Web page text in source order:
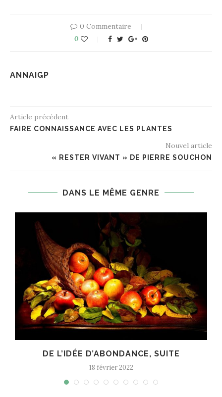
0 Commentaire
0
ANNAIGP
Article précédent
FAIRE CONNAISSANCE AVEC LES PLANTES
Nouvel article
« RESTER VIVANT » DE PIERRE SOUCHON
DANS LE MÊME GENRE
DE L’IDÉE D’ABONDANCE, SUITE
18 février 2022